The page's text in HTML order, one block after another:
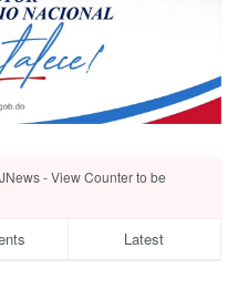
- View Counter to be
Latest